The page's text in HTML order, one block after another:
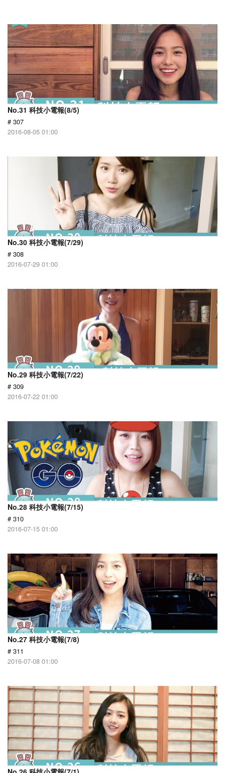
No.31 科技小電報(8/5)
# 307
2016-08-05 01:00
No.30 科技小電報(7/29)
# 308
2016-07-29 01:00
No.29 科技小電報(7/22)
# 309
2016-07-22 01:00
No.28 科技小電報(7/15)
# 310
2016-07-15 01:00
No.27 科技小電報(7/8)
# 311
2016-07-08 01:00